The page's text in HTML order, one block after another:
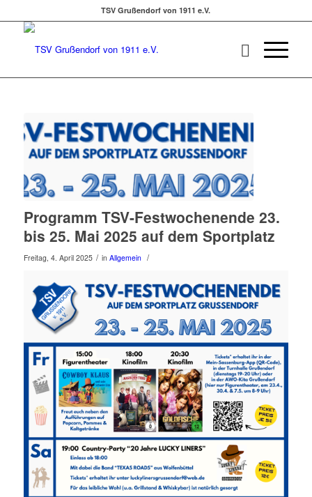
TSV Grußendorf von 1911 e.V.
Programm TSV-Festwochenende 23.
bis 25. Mai 2025 auf dem Sportplatz
Freitag, 4. April 2025 / in Allgemein /